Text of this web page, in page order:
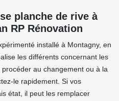
planche de rive à
RP Rénovation
installé à Montagny, en
les différents concernant les
au changement ou à la
le rapidement. Si vos
état, il peut les remplacer